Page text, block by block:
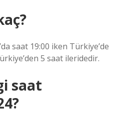
saat 19:00 iken Türkiye’de
5 saat ileridedir.
saat